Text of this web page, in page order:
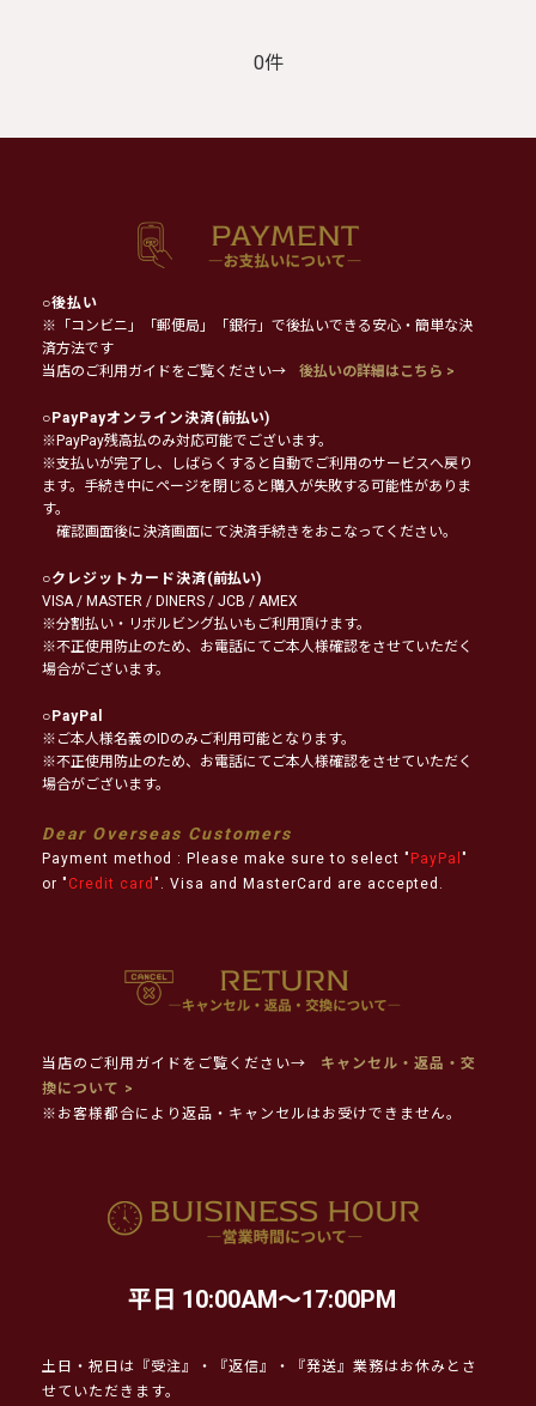
0件
○後払い
※「コンビニ」「郵便局」「銀行」で後払いできる安心・簡単な決
済方法です
当店のご利用ガイドをご覧ください→
後払いの詳細はこちら >
○PayPayオンライン決済(前払い)
※PayPay残高払のみ対応可能でございます。
※支払いが完了し、しばらくすると自動でご利用のサービスへ戻り
ます。手続き中にページを閉じると購入が失敗する可能性がありま
す。
確認画面後に決済画面にて決済手続きをおこなってください。
○クレジットカード決済(前払い)
VISA / MASTER / DINERS / JCB / AMEX
※分割払い・リボルビング払いもご利用頂けます。
※不正使用防止のため、お電話にてご本人様確認をさせていただく
場合がございます。
○PayPal
※ご本人様名義のIDのみご利用可能となります。
※不正使用防止のため、お電話にてご本人様確認をさせていただく
場合がございます。
Dear Overseas Customers
Payment method : Please make sure to select " PayPal "
or " Credit card ". Visa and MasterCard are accepted.
当店のご利用ガイドをご覧ください→
キャンセル・返品・交
換について >
※お客様都合により返品・キャンセルはお受けできません。
平日 10:00AM～17:00PM
土日・祝日は『受注』・『返信』・『発送』業務はお休みとさ
せていただきます。